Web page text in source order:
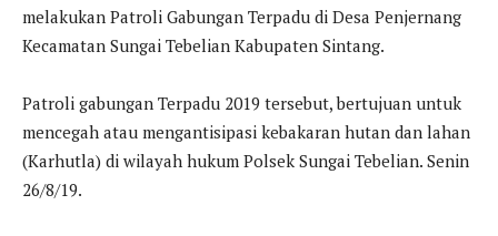
melakukan Patroli Gabungan Terpadu di Desa Penjernang
Kecamatan Sungai Tebelian Kabupaten Sintang.
Patroli gabungan Terpadu 2019 tersebut, bertujuan untuk
mencegah atau mengantisipasi kebakaran hutan dan lahan
(Karhutla) di wilayah hukum Polsek Sungai Tebelian. Senin
26/8/19.